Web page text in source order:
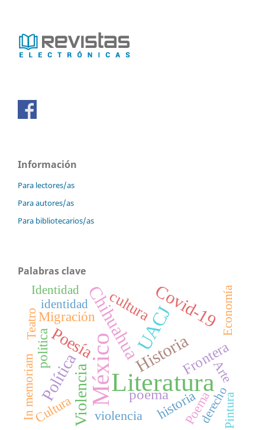
Información
Para lectores/as
Para autores/as
Para bibliotecarios/as
Palabras clave
Literatura
México
UACJ
ChihuahuaHistoria
Covid-19
Poesía
Violencia
Política
cultura
poema
Frontera
política
historia
Migración
Cultura Poema
Arte
violencia derecho
Teatro
identidad Economía
In memoriam Pintura
Identidad